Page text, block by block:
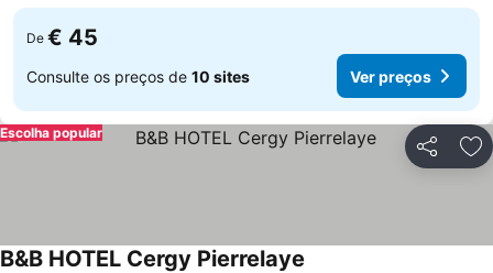
De € 45
Consulte os preços de 10 sites Ver preços
Partilhar
Escolha popular
B&B HOTEL Cergy Pierrelaye